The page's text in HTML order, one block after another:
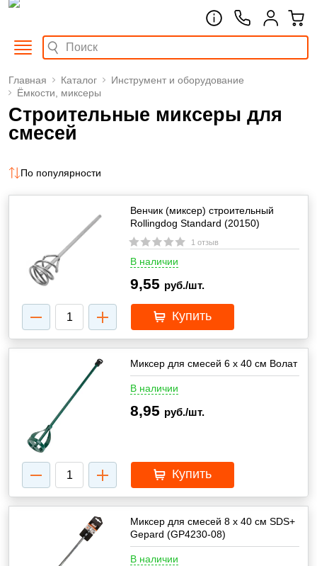
Главная Каталог
Инструмент и оборудование
Ёмкости, миксеры
Строительные миксеры для
смесей
По популярности
Венчик (миксер) строительный
Rollingdog Standard (20150)
1 отзыв
В наличии
9,55 руб./шт.
Купить
Миксер для смесей 6 х 40 см Волат
В наличии
8,95 руб./шт.
Купить
Миксер для смесей 8 х 40 см SDS+
Gepard (GP4230-08)
В наличии